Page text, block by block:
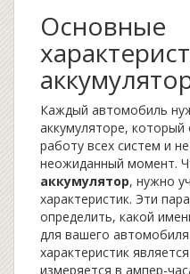
Основные
Каждый автомобиль
аккумуляторе,
работу всех систем и
неожиданный момент.
аккумулятор, нужно
характеристик. Эти
определить, какой
для вашего
характеристик
измеряется в ампер-